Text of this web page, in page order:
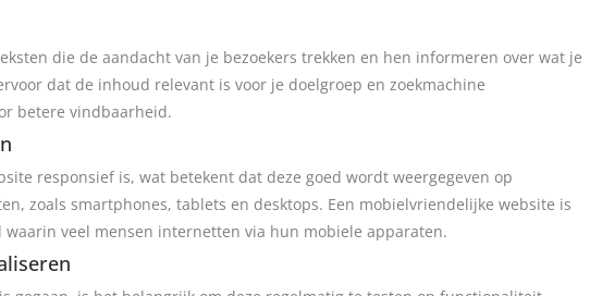
die de aandacht van je bezoekers trekken en hen informeren over wat je
dat de inhoud relevant is voor je doelgroep en zoekmachine
betere vindbaarheid.
responsief is, wat betekent dat deze goed wordt weergegeven op
zoals smartphones, tablets en desktops. Een mobielvriendelijke website is
waarin veel mensen internetten via hun mobiele apparaten.